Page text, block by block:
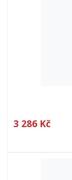
3 286 Kč